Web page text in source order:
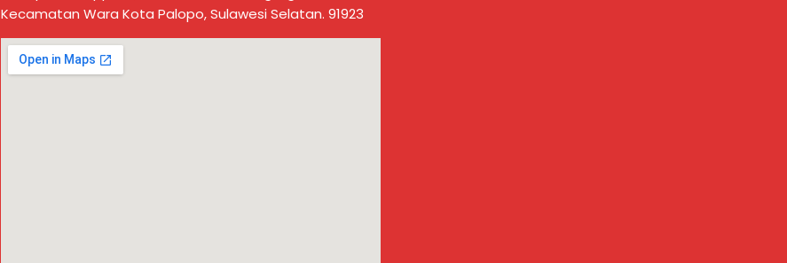
Kecamatan Wara Kota Palopo, Sulawesi Selatan. 91923